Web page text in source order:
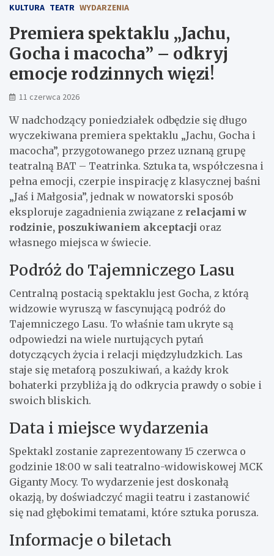
KULTURA TEATR WYDARZENIA
Premiera spektaklu „Jachu,
Gocha i macocha” – odkryj
emocje rodzinnych więzi!
11 czerwca 2026
W nadchodzący poniedziałek odbędzie się długo
wyczekiwana premiera spektaklu „Jachu, Gocha i
macocha”, przygotowanego przez uznaną grupę
teatralną BAT – Teatrinka. Sztuka ta, współczesna i
pełna emocji, czerpie inspirację z klasycznej baśni
„Jaś i Małgosia”, jednak w nowatorski sposób
eksploruje zagadnienia związane z relacjami w
rodzinie, poszukiwaniem akceptacji oraz
własnego miejsca w świecie.
Podróż do Tajemniczego Lasu
Centralną postacią spektaklu jest Gocha, z którą
widzowie wyruszą w fascynującą podróż do
Tajemniczego Lasu. To właśnie tam ukryte są
odpowiedzi na wiele nurtujących pytań
dotyczących życia i relacji międzyludzkich. Las
staje się metaforą poszukiwań, a każdy krok
bohaterki przybliża ją do odkrycia prawdy o sobie i
swoich bliskich.
Data i miejsce wydarzenia
Spektakl zostanie zaprezentowany 15 czerwca o
godzinie 18:00 w sali teatralno-widowiskowej MCK
Giganty Mocy. To wydarzenie jest doskonałą
okazją, by doświadczyć magii teatru i zastanowić
się nad głębokimi tematami, które sztuka porusza.
Informacje o biletach